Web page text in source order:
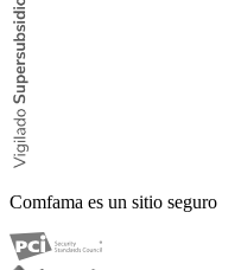
Comfama es un sitio seguro